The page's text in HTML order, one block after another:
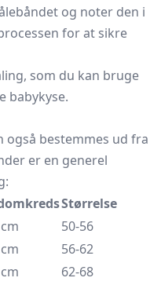
og noter den i
for at sikre
som du kan bruge
babykyse.
også bestemmes ud fra
er en generel
Størrelse
50-56
56-62
62-68